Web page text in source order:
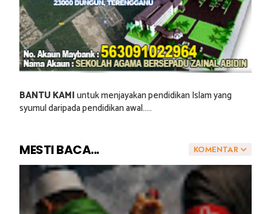
BANTU KAMIuntuk menjayakan pendidikan Islam yang
syumul daripada pendidikan awal.....
KOMENTAR
MESTI BACA...